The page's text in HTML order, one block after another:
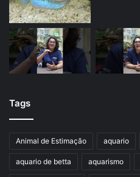
Tags
Animal de Estimação aquario
aquario de betta aquarismo